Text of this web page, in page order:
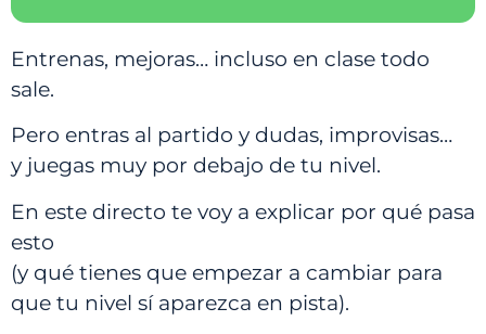
Entrenas, mejoras… incluso en clase todo
sale.
Pero entras al partido y dudas, improvisas…
y juegas muy por debajo de tu nivel.
En este directo te voy a explicar por qué pasa
esto
(y qué tienes que empezar a cambiar para
que tu nivel sí aparezca en pista).